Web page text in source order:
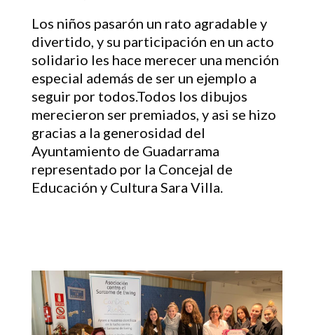
Los niños pasarón un rato agradable y
divertido, y su participación en un acto
solidario les hace merecer una mención
especial además de ser un ejemplo a
seguir por todos.Todos los dibujos
merecieron ser premiados, y asi se hizo
gracias a la generosidad del
Ayuntamiento de Guadarrama
representado por la Concejal de
Educación y Cultura Sara Villa.